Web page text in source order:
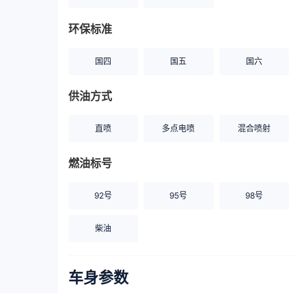
环保标准
国四 国五 国六
供油方式
直喷 多点电喷 混合喷射
燃油标号
92号 95号 98号
柴油
车身参数